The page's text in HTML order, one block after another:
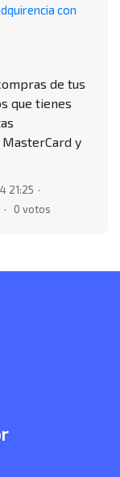
con
de tus
que tienes
y
21:25
0 votos